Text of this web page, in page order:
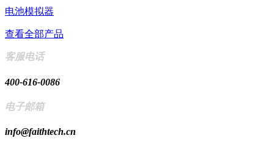
电池模拟器
查看全部产品
客服电话
400-616-0086
电子邮箱
info@faithtech.cn